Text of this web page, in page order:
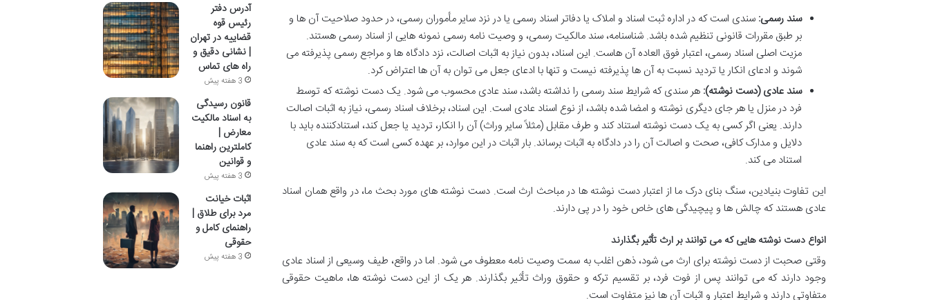
سند رسمی: سندی است که در اداره ثبت اسناد و املاک یا دفاتر اسناد رسمی یا در نزد سایر مأموران رسمی، در حدود صلاحیت آن ها و
بر طبق مقررات قانونی تنظیم شده باشد. شناسنامه، سند مالکیت رسمی، و وصیت نامه رسمی نمونه هایی از اسناد رسمی هستند.
مزیت اصلی اسناد رسمی، اعتبار فوق العاده آن هاست. این اسناد، بدون نیاز به اثبات اصالت، نزد دادگاه ها و مراجع رسمی پذیرفته می
شوند و ادعای انکار یا تردید نسبت به آن ها پذیرفته نیست و تنها با ادعای جعل می توان به آن ها اعتراض کرد.
سند عادی (دست نوشته): هر سندی که شرایط سند رسمی را نداشته باشد، سند عادی محسوب می شود. یک دست نوشته که توسط
فرد در منزل یا هر جای دیگری نوشته و امضا شده باشد، از نوع اسناد عادی است. این اسناد، برخلاف اسناد رسمی، نیاز به اثبات اصالت
دارند. یعنی اگر کسی به یک دست نوشته استناد کند و طرف مقابل (مثلاً سایر وراث) آن را انکار، تردید یا جعل کند، استنادکننده باید با
دلایل و مدارک کافی، صحت و اصالت آن را در دادگاه به اثبات برساند. بار اثبات در این موارد، بر عهده کسی است که به سند عادی
استناد می کند.
این تفاوت بنیادین، سنگ بنای درک ما از اعتبار دست نوشته ها در مباحث ارث است. دست نوشته های مورد بحث ما، در واقع همان اسناد
عادی هستند که چالش ها و پیچیدگی های خاص خود را در پی دارند.
انواع دست نوشته هایی که می توانند بر ارث تأثیر بگذارند
وقتی صحبت از دست نوشته برای ارث می شود، ذهن اغلب به سمت وصیت نامه معطوف می شود. اما در واقع، طیف وسیعی از اسناد عادی
وجود دارند که می توانند پس از فوت فرد، بر تقسیم ترکه و حقوق وراث تأثیر بگذارند. هر یک از این دست نوشته ها، ماهیت حقوقی
متفاوتی دارند و شرایط اعتبار و اثبات آن ها نیز متفاوت است.
آدرس دفتر
رئیس قوه
قضاییه در تهران
| نشانی دقیق و
راه های تماس
3 هفته پیش
قانون رسیدگی
به اسناد مالکیت
معارض |
کاملترین راهنما
و قوانین
3 هفته پیش
اثبات خیانت
مرد برای طلاق |
راهنمای کامل و
حقوقی
3 هفته پیش